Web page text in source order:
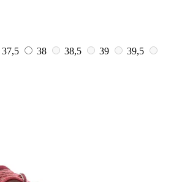
37,5 38 38,5 39
39,5